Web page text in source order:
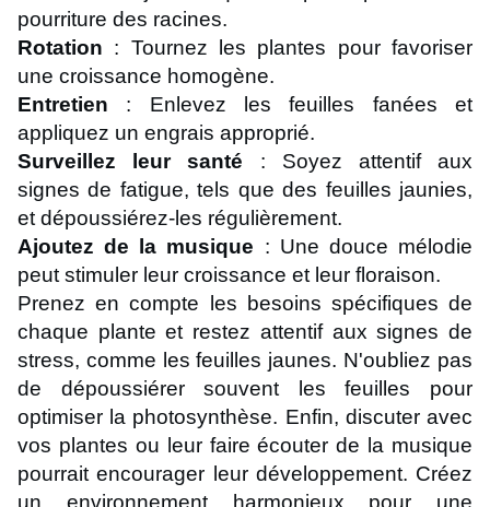
pourriture des racines.
Rotation : Tournez les plantes pour favoriser
une croissance homogène.
Entretien : Enlevez les feuilles fanées et
appliquez un engrais approprié.
Surveillez leur santé : Soyez attentif aux
signes de fatigue, tels que des feuilles jaunies,
et dépoussiérez-les régulièrement.
Ajoutez de la musique : Une douce mélodie
peut stimuler leur croissance et leur floraison.
Prenez en compte les besoins spécifiques de
chaque plante et restez attentif aux signes de
stress, comme les feuilles jaunes. N'oubliez pas
de dépoussiérer souvent les feuilles pour
optimiser la photosynthèse. Enfin, discuter avec
vos plantes ou leur faire écouter de la musique
pourrait encourager leur développement. Créez
un environnement harmonieux pour une